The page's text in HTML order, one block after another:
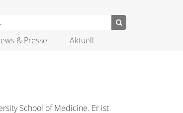
& Presse Aktuell
School of Medicine. Er ist